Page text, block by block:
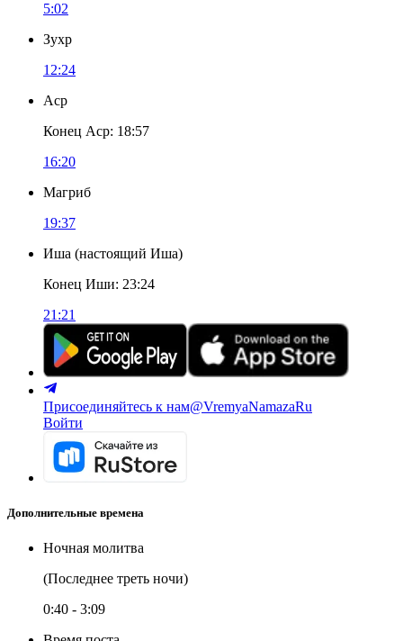
5:02
Зухр
12:24
Аср
Конец Аср: 18:57
16:20
Магриб
19:37
Иша (настоящий Иша)
Конец Иши: 23:24
21:21
Присоединяйтесь к нам@VremyaNamazaRu
Войти
Дополнительные времена
Ночная молитва
(Последнее треть ночи)
0:40 - 3:09